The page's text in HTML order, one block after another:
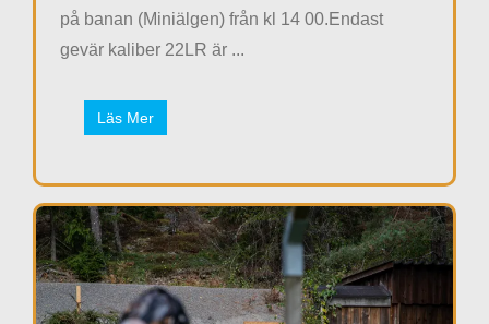
på banan (Miniälgen) från kl 14 00.Endast
gevär kaliber 22LR är ...
Läs Mer